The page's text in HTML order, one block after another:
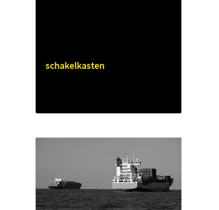
schakelkasten